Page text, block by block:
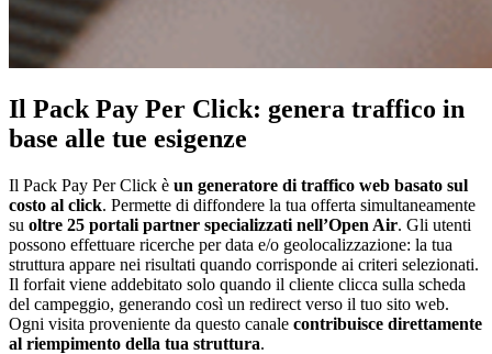
Il Pack Pay Per Click: genera traffico in
base alle tue esigenze
Il Pack Pay Per Click è un generatore di traffico web basato sul
costo al click. Permette di diffondere la tua offerta simultaneamente
su oltre 25 portali partner specializzati nell’Open Air. Gli utenti
possono effettuare ricerche per data e/o geolocalizzazione: la tua
struttura appare nei risultati quando corrisponde ai criteri selezionati.
Il forfait viene addebitato solo quando il cliente clicca sulla scheda
del campeggio, generando così un redirect verso il tuo sito web.
Ogni visita proveniente da questo canale contribuisce direttamente
al riempimento della tua struttura.